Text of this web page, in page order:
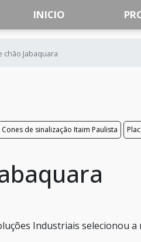
INICIO
chão Jabaquara
Cones de sinalização Itaim Paulista
Industriais selecionou